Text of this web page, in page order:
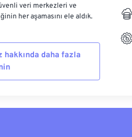
veri merkezleri ve
her aşamasını ele aldık.
hakkında daha fazla